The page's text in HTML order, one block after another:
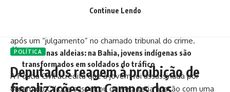
assassinada. A execução foi transmitida por videochamada
após um “julgamento” no chamado tribunal do crime.
Terror nas aldeias: na Bahia, jovens indígenas são
transformados em soldados do tráfico
A Polícia Civil acredita que a jovem foi assassinada por
ordem do CV que suspeitou que ela teria ligação com uma
Continue Lendo
POLÍTICA
Deputados reagem à proibição de
fiscalizações em Campos dos